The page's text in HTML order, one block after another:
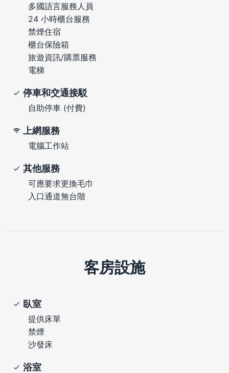
多國語言服務人員
24 小時櫃台服務
禁煙住宿
櫃台保險箱
旅遊資訊/購票服務
電梯
停車和交通接駁
自助停車 (付費)
上網服務
電腦工作站
其他服務
可應要求更換毛巾
入口通道無台階
客房設施
臥室
提供床單
禁煙
沙發床
浴室